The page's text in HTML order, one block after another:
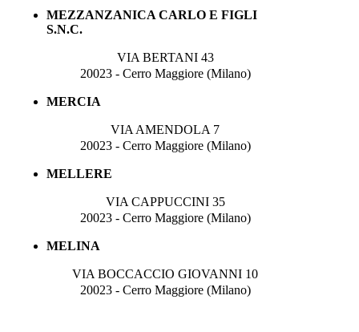
MEZZANZANICA CARLO E FIGLI
S.N.C.
VIA BERTANI 43
20023 - Cerro Maggiore (Milano)
MERCIA
VIA AMENDOLA 7
20023 - Cerro Maggiore (Milano)
MELLERE
VIA CAPPUCCINI 35
20023 - Cerro Maggiore (Milano)
MELINA
VIA BOCCACCIO GIOVANNI 10
20023 - Cerro Maggiore (Milano)